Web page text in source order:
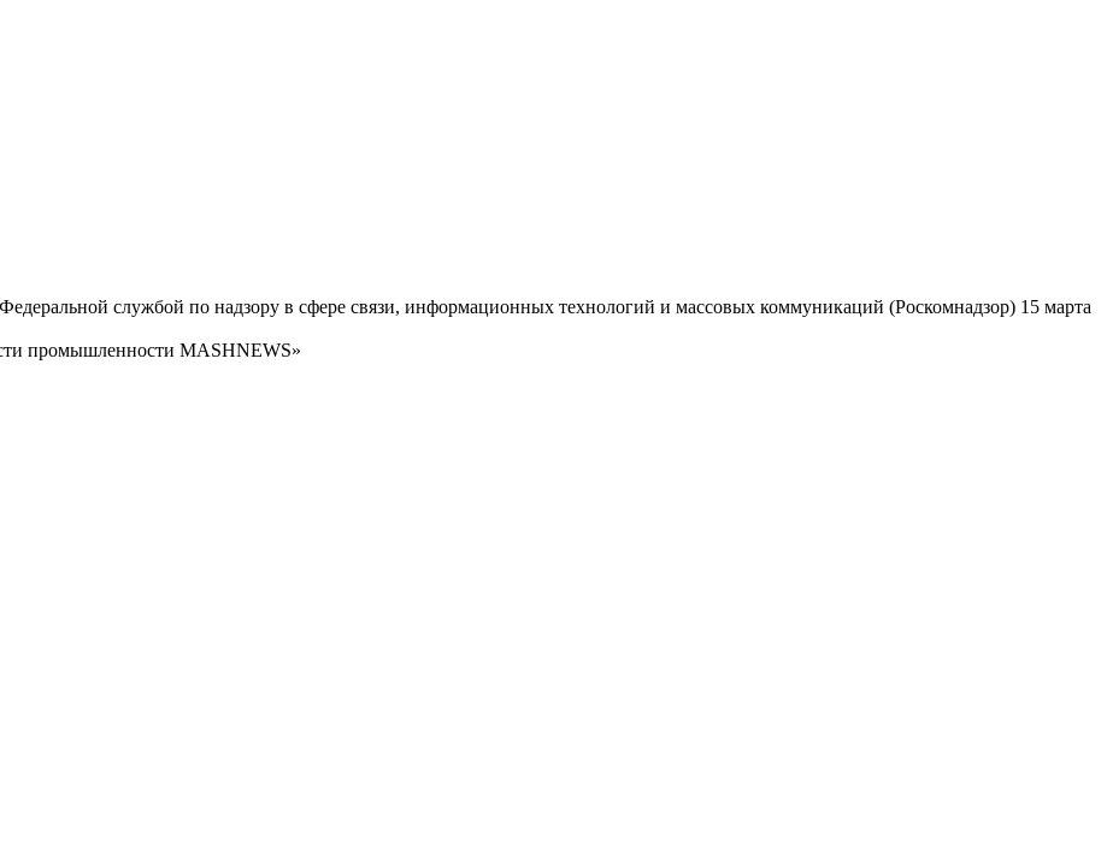
службой по надзору в сфере связи, информационных технологий и массовых коммуникаций (Роскомнадзор) 15 марта
промышленности MASHNEWS»